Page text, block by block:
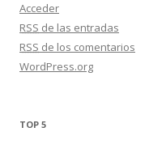
Acceder
RSS de las entradas
RSS de los comentarios
WordPress.org
TOP 5